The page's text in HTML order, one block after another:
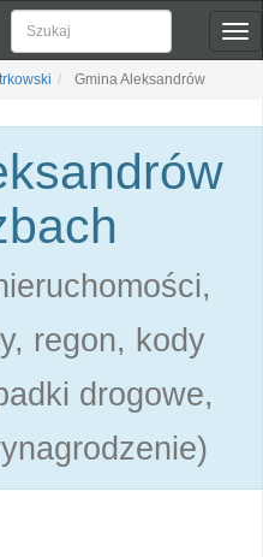
Gmina Aleksandrów
regon, kody
drogowe,